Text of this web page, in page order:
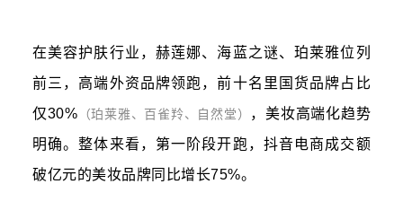
在美容护肤行业，赫莲娜、海蓝之谜、珀莱雅位列
前三，高端外资品牌领跑，前十名里国货品牌占比
仅30% （珀莱雅、百雀羚、自然堂）
，美妆高端化趋势
明确。整体来看，第一阶段开跑，抖音电商成交额
破亿元的美妆品牌同比增长75%。